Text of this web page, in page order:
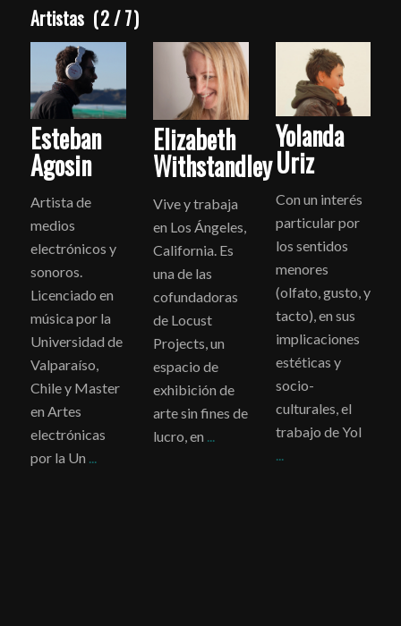
Artistas (2/7)
Esteban
Agosin
Artista de
medios
electrónicos y
sonoros.
Licenciado en
música por la
Universidad de
Valparaíso,
Chile y Master
en Artes
electrónicas
por la Un ...
Elizabeth
Withstandley
Vive y trabaja
en Los Ángeles,
California. Es
una de las
cofundadoras
de Locust
Projects, un
espacio de
exhibición de
arte sin fines de
lucro, en
Yolanda
Uriz
Con un interés
particular por
los sentidos
menores
(olfato, gusto, y
tacto), en sus
implicaciones
estéticas y
socio-
culturales, el
trabajo de Yol
...